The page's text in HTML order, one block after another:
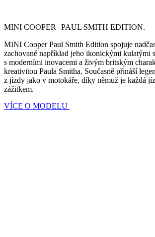
MINI COOPER PAUL SMITH EDITION.
MINI Cooper Paul Smith Edition spojuje
zachované například jeho ikonickými kulatými
s moderními inovacemi a živým britským
kreativitou Paula Smitha. Současně přináší
z jízdy jako v motokáře, díky němuž je každá
zážitkem.
VÍCE O MODELU